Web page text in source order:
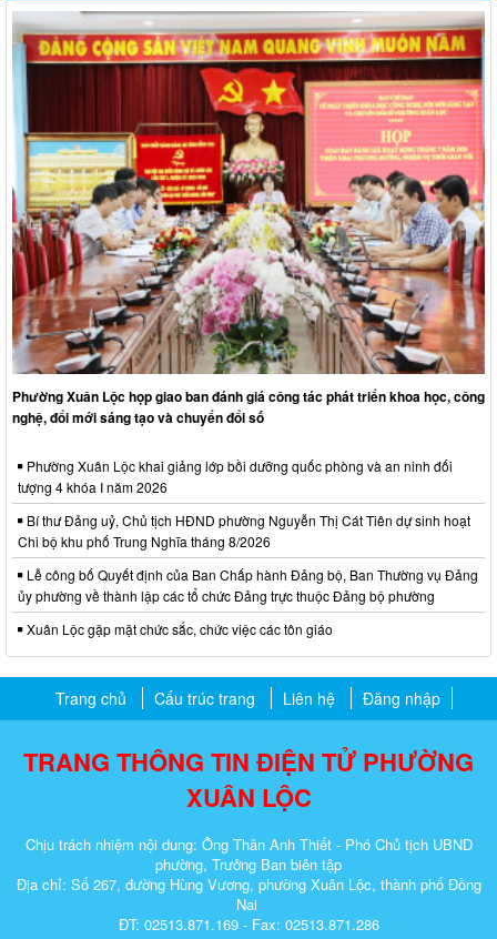
Phường Xuân Lộc họp giao ban đánh giá công tác phát triển khoa học, công
nghệ, đổi mới sáng tạo và chuyển đổi số
Phường Xuân Lộc khai giảng lớp bồi dưỡng quốc phòng và an ninh đối
tượng 4 khóa I năm 2026
Bí thư Đảng uỷ, Chủ tịch HĐND phường Nguyễn Thị Cát Tiên dự sinh hoạt
Chi bộ khu phố Trung Nghĩa tháng 8/2026
Lễ công bố Quyết định của Ban Chấp hành Đảng bộ, Ban Thường vụ Đảng
ủy phường về thành lập các tổ chức Đảng trực thuộc Đảng bộ phường
Xuân Lộc gặp mặt chức sắc, chức việc các tôn giáo
Trang chủ Cấu trúc trang Liên hệ Đăng nhập
TRANG THÔNG TIN ĐIỆN TỬ PHƯỜNG
XUÂN LỘC
Chịu trách nhiệm nội dung: Ông Thân Anh Thiết - Phó Chủ tịch UBND
phường, Trưởng Ban biên tập
Địa chỉ: Số 267, đường Hùng Vương, phường Xuân Lộc, thành phố Đồng
Nai
ĐT: 02513.871.169 - Fax: 02513.871.286